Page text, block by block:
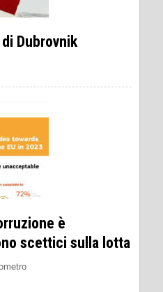
Dubrovnik
è
scettici sulla lotta